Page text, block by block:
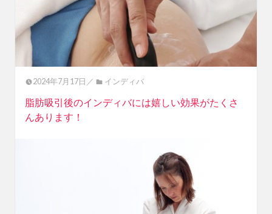
2024年7月17日／ インディバ
脂肪吸引後のインディバには嬉しい効果がたくさ
んあります！